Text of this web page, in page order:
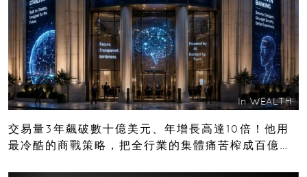
In WEALTH
交易量3年飆破數十億美元、年增長高達10倍！他用
最冷酷的商戰策略，把全行業的集體痛苦榨成百億金